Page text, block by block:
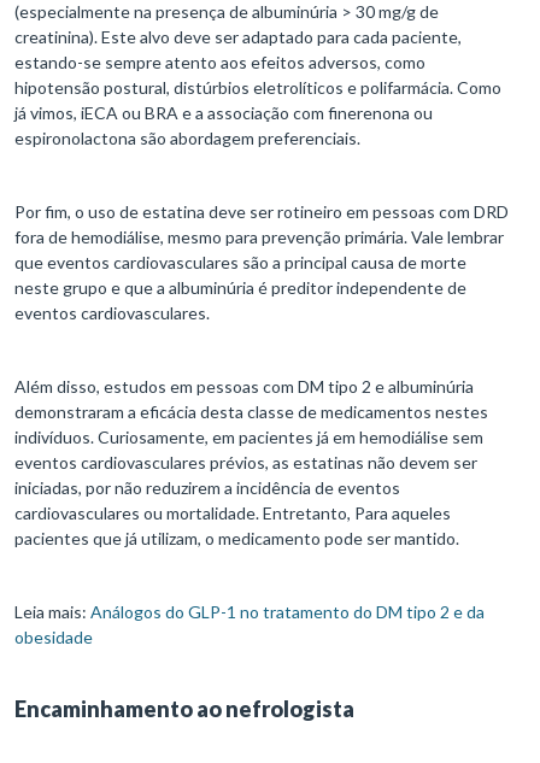
(especialmente na presença de albuminúria > 30 mg/g de
creatinina). Este alvo deve ser adaptado para cada paciente,
estando-se sempre atento aos efeitos adversos, como
hipotensão postural, distúrbios eletrolíticos e polifarmácia. Como
já vimos, iECA ou BRA e a associação com finerenona ou
espironolactona são abordagem preferenciais.
Por fim, o uso de estatina deve ser rotineiro em pessoas com DRD
fora de hemodiálise, mesmo para prevenção primária. Vale lembrar
que eventos cardiovasculares são a principal causa de morte
neste grupo e que a albuminúria é preditor independente de
eventos cardiovasculares.
Além disso, estudos em pessoas com DM tipo 2 e albuminúria
demonstraram a eficácia desta classe de medicamentos nestes
indivíduos. Curiosamente, em pacientes já em hemodiálise sem
eventos cardiovasculares prévios, as estatinas não devem ser
iniciadas, por não reduzirem a incidência de eventos
cardiovasculares ou mortalidade. Entretanto, Para aqueles
pacientes que já utilizam, o medicamento pode ser mantido.
Leia mais: Análogos do GLP-1 no tratamento do DM tipo 2 e da
obesidade
Encaminhamento ao nefrologista